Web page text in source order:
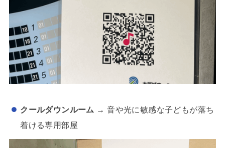
クールダウンルーム → 音や光に敏感な子どもが落ち
着ける専用部屋